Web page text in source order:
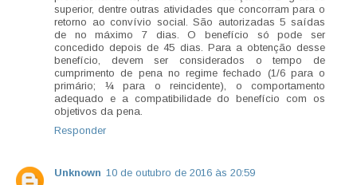
superior, dentre outras atividades que concorram para o
retorno ao convívio social. São autorizadas 5 saídas
de no máximo 7 dias. O benefício só pode ser
concedido depois de 45 dias. Para a obtenção desse
benefício, devem ser considerados o tempo de
cumprimento de pena no regime fechado (1/6 para o
primário; ¼ para o reincidente), o comportamento
adequado e a compatibilidade do benefício com os
objetivos da pena.
Responder
Unknown 10 de outubro de 2016 às 20:59